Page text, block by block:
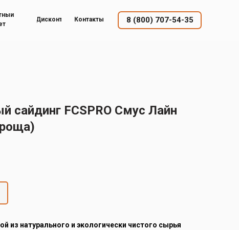
8 (800) 707-54-35
Контакты
Дисконт
сайдинг FCSPRO Смус Лайн
из натурального и экологически чистого сырья